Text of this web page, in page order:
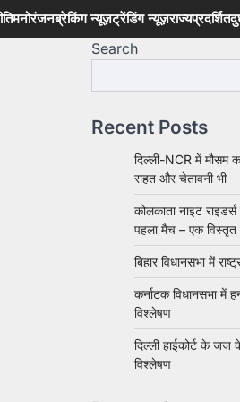
मनोरंजनब्रेकिंग न्यूज़ट्रेंडिंग न्यूज़राज्यप्रदर्शित
Search
Recent Posts
दिल्ली-NCR में मौसम
राहत और चेतावनी भी
कोलकाता नाइट
पहला मैच – एक विस्तृत
बिहार विधानसभा में
कर्नाटक विधानसभा में
विश्लेषण
दिल्ली हाईकोर्ट के जज
विश्लेषण